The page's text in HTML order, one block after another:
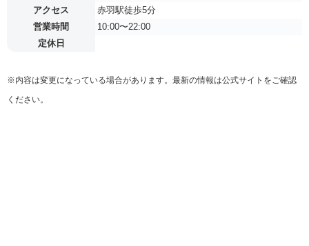
アクセス
赤羽駅徒歩5分
営業時間
10:00〜22:00
定休日
※内容は変更になっている場合があります。最新の情報は公式サイトをご確認
ください。